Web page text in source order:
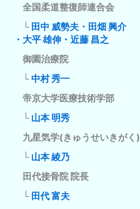
全国柔道整復師連合会
└ 田中 威勢夫・田畑 興介
・大平 雄伸・近藤 昌之
御園治療院
└中村 秀一
帝京大学医療技術学部
└ 山本 明秀
九星気学(きゅうせいきがく)
└ 山本 綾乃
田代接骨院 院長
└ 田代 富夫